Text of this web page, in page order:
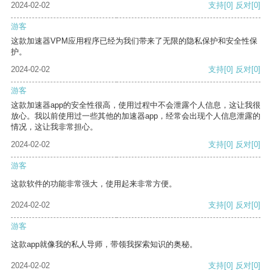
2024-02-02 支持[0] 反对[0]
游客
这款加速器VPM应用程序已经为我们带来了无限的隐私保护和安全性保
护。
2024-02-02
支持[0] 反对[0]
游客
这款加速器app的安全性很高，使用过程中不会泄露个人信息，这让我很
放心。我以前使用过一些其他的加速器app，经常会出现个人信息泄露的
情况，这让我非常担心。
2024-02-02
支持[0] 反对[0]
游客
这款软件的功能非常强大，使用起来非常方便。
2024-02-02 支持[0] 反对[0]
游客
这款app就像我的私人导师，带领我探索知识的奥秘。
2024-02-02 支持[0] 反对[0]